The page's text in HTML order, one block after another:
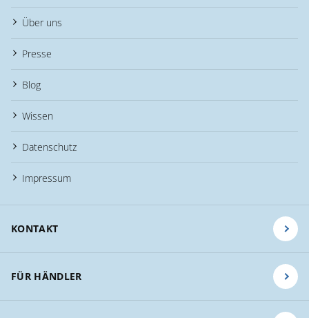
Über uns
Presse
Blog
Wissen
Datenschutz
Impressum
KONTAKT
FÜR HÄNDLER